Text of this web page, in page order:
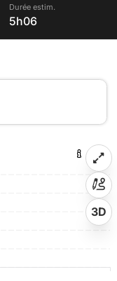
Durée estim.
5h06
3D